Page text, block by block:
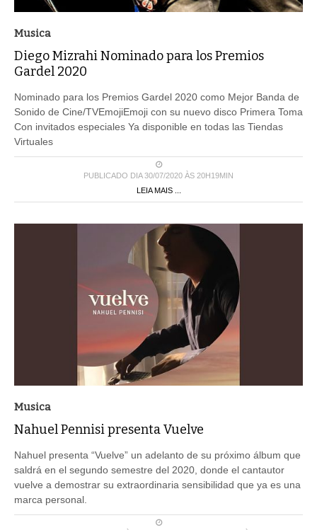
Musica
Diego Mizrahi Nominado para los Premios
Gardel 2020
Nominado para los Premios Gardel 2020 como Mejor Banda de
Sonido de Cine/TVEmojiEmoji con su nuevo disco Primera Toma
Con invitados especiales Ya disponible en todas las Tiendas
Virtuales
PUBLICADO DIA 30/07/2020 ÀS 20H19MIN
LEIA MAIS ...
Musica
Nahuel Pennisi presenta Vuelve
Nahuel presenta “Vuelve” un adelanto de su próximo álbum que
saldrá en el segundo semestre del 2020, donde el cantautor
vuelve a demostrar su extraordinaria sensibilidad que ya es una
marca personal.